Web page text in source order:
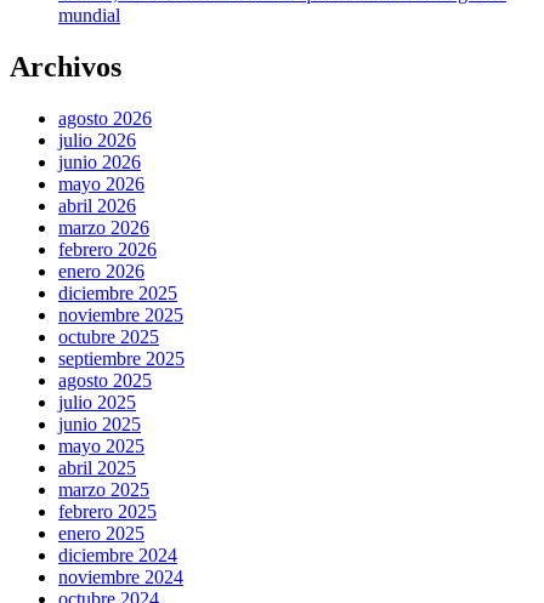
mundial
Archivos
agosto 2026
julio 2026
junio 2026
mayo 2026
abril 2026
marzo 2026
febrero 2026
enero 2026
diciembre 2025
noviembre 2025
octubre 2025
septiembre 2025
agosto 2025
julio 2025
junio 2025
mayo 2025
abril 2025
marzo 2025
febrero 2025
enero 2025
diciembre 2024
noviembre 2024